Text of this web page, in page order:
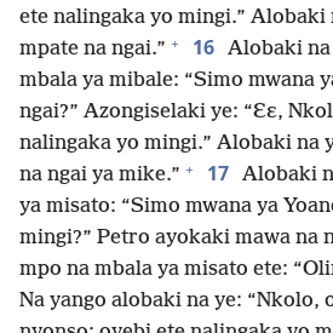
ete nalingaka yo mingi.” Alobaki
mpate na ngai.” + 16 Alobaki na
mbala ya mibale: “Simo mwana
ngai?” Azongiselaki ye: “Ɛɛ,
nalingaka yo mingi.” Alobaki na
na ngai ya mike.” + 17 Alobaki
ya misato: “Simo mwana ya
mingi?” Petro ayokaki mawa na
mpo na mbala ya misato ete:
Na yango alobaki na ye: “Nkolo,